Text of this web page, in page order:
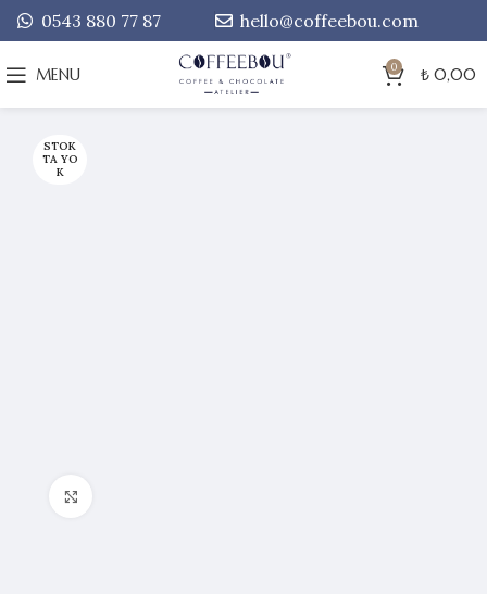
0543 880 77 87 hello@coffeebou.com
MENU 0 ₺ 0,00
STOK
TA YO
K